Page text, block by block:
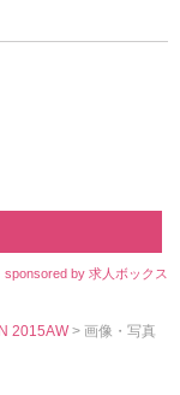
sponsored by 求人ボックス
2015AW> 画像・写真